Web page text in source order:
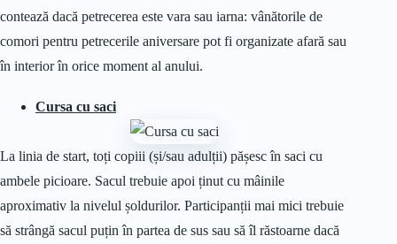
contează dacă petrecerea este vara sau iarna: vânătorile de
comori pentru petrecerile aniversare pot fi organizate afară sau
în interior în orice moment al anului.
Cursa cu saci
La linia de start, toți copiii (și/sau adulții) pășesc în saci cu
ambele picioare. Sacul trebuie apoi ținut cu mâinile
aproximativ la nivelul șoldurilor. Participanții mai mici trebuie
să strângă sacul puțin în partea de sus sau să îl răstoarne dacă